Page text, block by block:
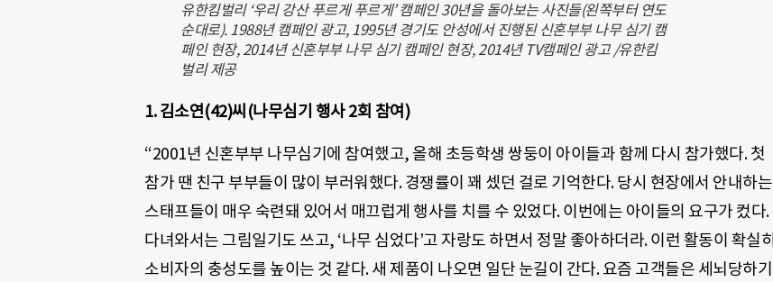
유한킴벌리 ‘우리 강산 푸르게 푸르게’ 캠페인 30년을 돌아보는 사진들(왼쪽부터 연도
순대로). 1988년 캠페인 광고, 1995년 경기도 안성에서 진행된 신혼부부 나무 심기 캠
페인 현장, 2014년 신혼부부 나무 심기 캠페인 현장, 2014년 TV캠페인 광고 /유한킴
벌리 제공
1. 김소연(42)씨(나무심기 행사 2회 참여)
“2001년 신혼부부 나무심기에 참여했고, 올해 초등학생 쌍둥이 아이들과 함께 다시 참가했다. 첫
참가 땐 친구 부부들이 많이 부러워했다. 경쟁률이 꽤 셌던 걸로 기억한다. 당시 현장에서 안내하는
스태프들이 매우 숙련돼 있어서 매끄럽게 행사를 치를 수 있었다. 이번에는 아이들의 요구가 컸다.
다녀와서는 그림일기도 쓰고, ‘나무 심었다’고 자랑도 하면서 정말 좋아하더라. 이런 활동이 확실히
소비자의 충성도를 높이는 것 같다. 새 제품이 나오면 일단 눈길이 간다. 요즘 고객들은 세뇌당하기